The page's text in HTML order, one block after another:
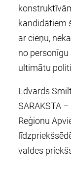
kandidātiem
ar cieņu,
no
ultimātu
Edvards
SARAKSTA
Reģionu
valdes